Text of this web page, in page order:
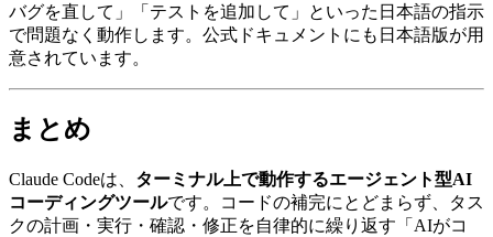
バグを直して」「テストを追加して」といった日本語の指示
で問題なく動作します。公式ドキュメントにも日本語版が用
意されています。
まとめ
Claude Codeは、 ターミナル上で動作するエージェント型AI
コーディングツールです。コードの補完にとどまらず、タス
クの計画・実行・確認・修正を自律的に繰り返す「AIがコ